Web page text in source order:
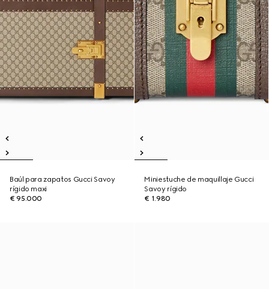
Baúl para zapatos Gucci Savoy
rígido maxi
€ 95.000
Miniestuche de maquillaje Gucci
Savoy rígido
€ 1.980